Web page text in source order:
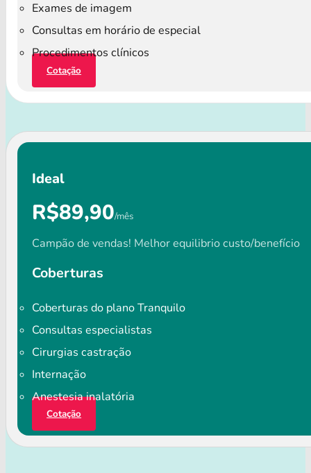
Exames de imagem
Consultas em horário de especial
Procedimentos clínicos
Cotação
Ideal
R$89,90/mês
Campão de vendas! Melhor equilibrio custo/benefício
Coberturas
Coberturas do plano Tranquilo
Consultas especialistas
Cirurgias castração
Internação
Anestesia inalatória
Cotação